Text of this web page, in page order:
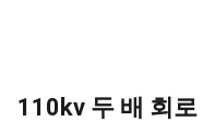
110kv 두 배 회